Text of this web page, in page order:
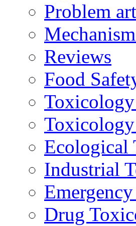
Problem
Reviews
Food
Ecological
Industrial
Drug